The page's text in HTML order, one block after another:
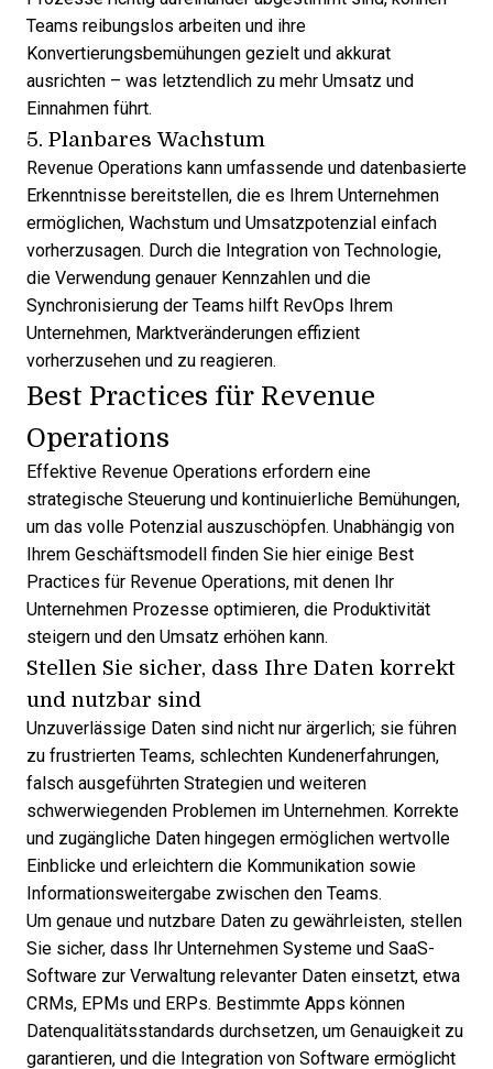
Teams reibungslos arbeiten und ihre
Konvertierungsbemühungen gezielt und akkurat
ausrichten – was letztendlich zu mehr Umsatz und
Einnahmen führt.
5. Planbares Wachstum
Revenue Operations kann umfassende und datenbasierte
Erkenntnisse bereitstellen, die es Ihrem Unternehmen
ermöglichen, Wachstum und Umsatzpotenzial einfach
vorherzusagen. Durch die Integration von Technologie,
die Verwendung genauer Kennzahlen und die
Synchronisierung der Teams hilft RevOps Ihrem
Unternehmen, Marktveränderungen effizient
vorherzusehen und zu reagieren.
Best Practices für Revenue
Operations
Effektive Revenue Operations erfordern eine
strategische Steuerung und kontinuierliche Bemühungen,
um das volle Potenzial auszuschöpfen. Unabhängig von
Ihrem Geschäftsmodell finden Sie hier einige Best
Practices für Revenue Operations, mit denen Ihr
Unternehmen Prozesse optimieren, die Produktivität
steigern und den Umsatz erhöhen kann.
Stellen Sie sicher, dass Ihre Daten korrekt
und nutzbar sind
Unzuverlässige Daten sind nicht nur ärgerlich; sie führen
zu frustrierten Teams, schlechten Kundenerfahrungen,
falsch ausgeführten Strategien und weiteren
schwerwiegenden Problemen im Unternehmen. Korrekte
und zugängliche Daten hingegen ermöglichen wertvolle
Einblicke und erleichtern die Kommunikation sowie
Informationsweitergabe zwischen den Teams.
Um genaue und nutzbare Daten zu gewährleisten, stellen
Sie sicher, dass Ihr Unternehmen Systeme und SaaS-
Software zur Verwaltung relevanter Daten einsetzt, etwa
CRMs, EPMs und ERPs. Bestimmte Apps können
Datenqualitätsstandards durchsetzen, um Genauigkeit zu
garantieren, und die Integration von Software ermöglicht